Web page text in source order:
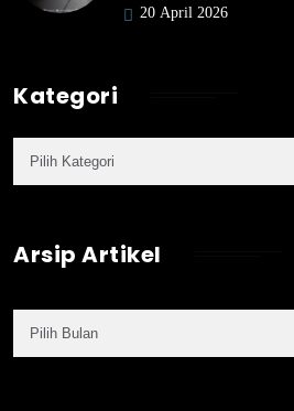
20 April 2026
Kategori
Arsip Artikel